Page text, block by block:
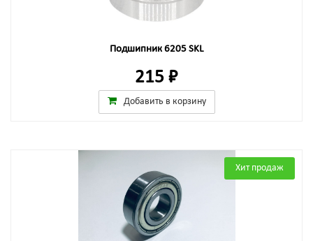
Подшипник 6205 SKL
215 ₽
Добавить в корзину
Хит продаж